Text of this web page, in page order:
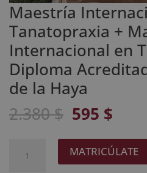
Maestría
Tanatopraxia +
Internacional en
Diploma
de la Haya
2.380$ El
precio
original
era:
595 $
es:
Internacional
MATRICÚLATE